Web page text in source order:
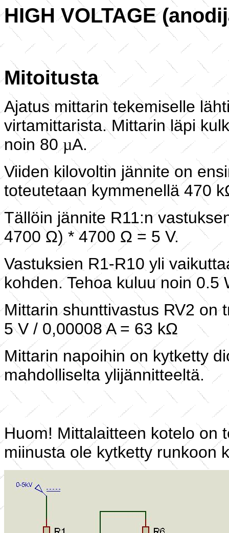
HIGH VOLTAGE
Mitoitusta
Ajatus mittarin tekemiselle
virtamittarista. Mittarin läpi
noin 80µA.
Viiden kilovoltin jännite on
toteutetaan kymmenellä 470
Tällöin jännite R11:n
4700 Ω) * 4700 Ω = 5 V.
Vastuksien R1-R10 yli
kohden. Tehoa kuluu noin 0.5
Mittarin shunttivastus RV2 on
5 V / 0,00008 A = 63 kΩ
Mittarin napoihin on kytketty
mahdolliselta ylijännitteeltä.
Huom! Mittalaitteen kotelo on
miinusta ole kytketty runkoon